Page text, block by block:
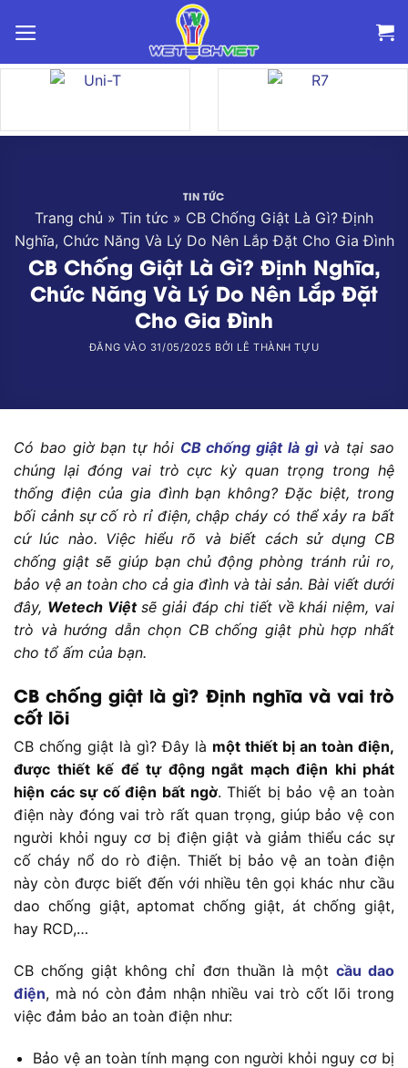
qua
TIN TỨC
Trang chủ » Tin tức » CB Chống Giật Là Gì? Định
Nghĩa, Chức Năng Và Lý Do Nên Lắp Đặt Cho Gia Đình
CB Chống Giật Là Gì? Định Nghĩa,
Chức Năng Và Lý Do Nên Lắp Đặt
Cho Gia Đình
ĐĂNG VÀO 31/05/2025 BỞI LÊ THÀNH TỰU
Có bao giờ bạn tự hỏi CB chống giật là gìvà tại sao
chúng lại đóng vai trò cực kỳ quan trọng trong hệ
thống điện của gia đình bạn không? Đặc biệt, trong
bối cảnh sự cố rò rỉ điện, chập cháy có thể xảy ra bất
cứ lúc nào. Việc hiểu rõ và biết cách sử dụng CB
chống giật sẽ giúp bạn chủ động phòng tránh rủi ro,
bảo vệ an toàn cho cả gia đình và tài sản. Bài viết dưới
đây, Wetech Việtsẽ giải đáp chi tiết về khái niệm, vai
trò và hướng dẫn chọn CB chống giật phù hợp nhất
cho tổ ấm của bạn.
CB chống giật là gì? Định nghĩa và vai trò
cốt lõi
CB chống giật là gì? Đây là một thiết bị an toàn điện,
được thiết kế để tự động ngắt mạch điện khi phát
hiện các sự cố điện bất ngờ. Thiết bị bảo vệ an toàn
điện này đóng vai trò rất quan trọng, giúp bảo vệ con
người khỏi nguy cơ bị điện giật và giảm thiểu các sự
cố cháy nổ do rò điện. Thiết bị bảo vệ an toàn điện
này còn được biết đến với nhiều tên gọi khác như cầu
dao chống giật, aptomat chống giật, át chống giật,
hay RCD,…
CB chống giật không chỉ đơn thuần là một cầu dao
điện, mà nó còn đảm nhận nhiều vai trò cốt lõi trong
việc đảm bảo an toàn điện như:
Bảo vệ an toàn tính mạng con người khỏi nguy cơ bị